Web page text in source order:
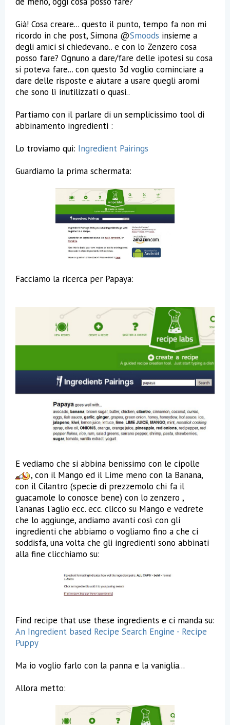
Già! Cosa creare... questo il punto, tempo fa non mi
ricordo in che post, Simona @Smoods insieme a
degli amici si chiedevano.. e con lo Zenzero cosa
posso fare? Ognuno a dare/fare delle ipotesi su cosa
si poteva fare... con questo 3d voglio cominciare a
dare delle risposte e aiutare a usare quegli aromi
che sono lì inutilizzati o quasi..
Partiamo con il parlare di un semplicissimo tool di
abbinamento ingredienti :
Lo troviamo qui: Ingredient Pairings
Guardiamo la prima schermata:
Facciamo la ricerca per Papaya:
E vediamo che si abbina benissimo con le cipolle
, con il Mango ed il Lime meno con la Banana,
con il Cilantro (specie di prezzemolo chi fa il
guacamole lo conosce bene) con lo zenzero ,
l'ananas l'aglio ecc. ecc. clicco su Mango e vedrete
che lo aggiunge, andiamo avanti così con gli
ingredienti che abbiamo o vogliamo fino a che ci
soddisfa, una volta che gli ingredienti sono abbinati
alla fine clicchiamo su:
Find recipe that use these ingredients e ci manda su:
An Ingredient based Recipe Search Engine - Recipe
Puppy
Ma io voglio farlo con la panna e la vaniglia...
Allora metto: